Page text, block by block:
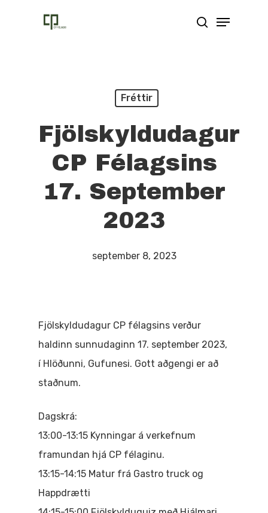
search
Menu
Fréttir
Fjölskyldudagur
CP Félagsins
17. September
2023
september 8, 2023
Fjölskyldudagur CP félagsins verður
haldinn sunnudaginn 17. september 2023,
í Hlöðunni, Gufunesi. Gott aðgengi er að
staðnum.
Dagskrá:
13:00-13:15 Kynningar á verkefnum
framundan hjá CP félaginu.
13:15-14:15 Matur frá Gastro truck og
Happdrætti